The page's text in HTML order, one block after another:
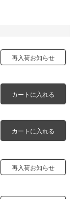
再入荷お知らせ
カートに入れる
カートに入れる
再入荷お知らせ